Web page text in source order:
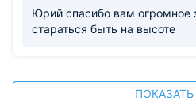
Юрий спасибо вам огромное
стараться быть на высоте